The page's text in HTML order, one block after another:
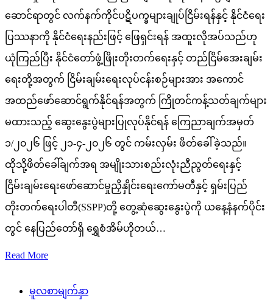
ဆောင်ရာတွင် လက်နက်ကိုင်ပဋိပက္ခများချုပ်ငြိမ်းရန်နှင့် နိုင်ငံရေး
ပြဿနာကို နိုင်ငံရေးနည်းဖြင့် ဖြေရှင်းရန် အထူးလိုအပ်သည်ဟု
ယုံကြည်ပြီး နိုင်ငံတော်ဖွံ့ဖြိုးတိုးတက်ရေးနှင့် တည်ငြိမ်အေးချမ်း
ရေးတို့အတွက် ငြိမ်းချမ်းရေးလုပ်ငန်းစဉ်များအား အကောင်
အထည်ဖော်ဆောင်ရွက်နိုင်ရန်အတွက် ကြိုတင်ကန့်သတ်ချက်များ
မထားသည့် ဆွေးနွေးပွဲများပြုလုပ်နိုင်ရန် ကြေညာချက်အမှတ်
၁/၂၀၂၆ ဖြင့် ၂၁-၄-၂၀၂၆ တွင် ကမ်းလှမ်း ဖိတ်ခေါ်ခဲ့သည်။
ထိုသို့ဖိတ်ခေါ်ချက်အရ အမျိုးသားစည်းလုံးညီညွတ်ရေးနှင့်
ငြိမ်းချမ်းရေးဖော်ဆောင်မှုညှိနှိုင်းရေးကော်မတီနှင့် ရှမ်းပြည်
တိုးတက်ရေးပါတီ(SSPP)တို့ တွေ့ဆုံဆွေးနွေးပွဲကို ယနေ့နံနက်ပိုင်း
တွင် နေပြည်တော်ရှိ ရွှေစံအိမ်ဟိုတယ်…
Read More
မူလစာမျက်နှာ